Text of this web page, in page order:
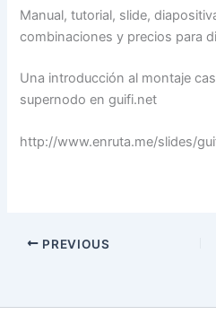
Manual, tutorial, slide,
combinaciones y precios para
Una introducción al montaje
supernodo en guifi.net
http://www.enruta.me/slides/
PREVIOUS